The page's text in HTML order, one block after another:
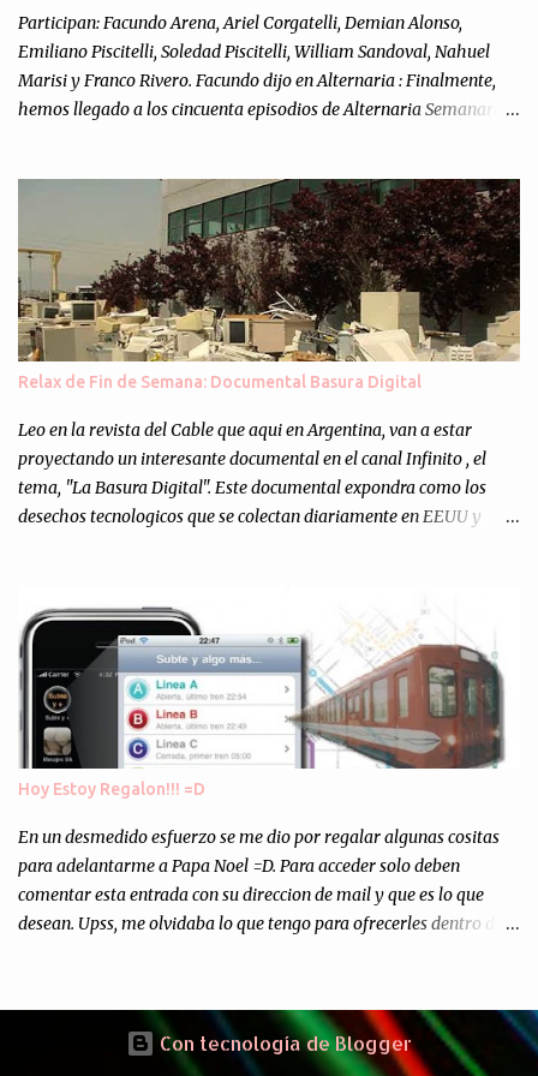
Participan: Facundo Arena, Ariel Corgatelli, Demian Alonso,
Emiliano Piscitelli, Soledad Piscitelli, William Sandoval, Nahuel
Marisi y Franco Rivero. Facundo dijo en Alternaria : Finalmente,
hemos llegado a los cincuenta episodios de Alternaria Semanario.
nuestra propia óptica: un punto de vista independiente e
informal.Para festejarlo, se nos ocurrió que estemos todos juntos; y
cuando digo "todos" me refiero a toda la gente que alguna vez
participó en el semanario como panelista, y a ustedes. Por eso se
nos ocurrió la idea de emitir video en vivo. La tarea no fué facil,
hubo que coordinar horarios, preparar el estudio, configurar
muchos programejos y hacer muchas pruebas. ¿El resultado?
Totalmente inesperado. Mas de 200 personas en vivo
escuchándonos y viendo como grabamos el semanario es, para mi
personalmente, un éxito y un logro sin precedentes. Sinceram...
Relax de Fin de Semana: Documental Basura Digital
Leo en la revista del Cable que aqui en Argentina, van a estar
proyectando un interesante documental en el canal Infinito , el
tema, "La Basura Digital". Este documental expondra como los
desechos tecnologicos que se colectan diariamente en EEUU y
Asi, todos los residuos sonincinerados produciendo lo que los
ambientalistas llaman "La Pesadilla de la Edad Cibernetica". La
transmision es el Domingo 2 de diciembre a las 21:00 hs. Me
parecio muy interesante, no creo que lo pueda ver por la hora, asi
que los comentarios los dejo en sus manos...
Hoy Estoy Regalon!!! =D
En un desmedido esfuerzo se me dio por regalar algunas cositas
para adelantarme a Papa Noel =D. Para acceder solo deben
comentar esta entrada con su direccion de mail y que es lo que
desean. Upss, me olvidaba lo que tengo para ofrecerles dentro de
del Sr. Angel Traversi de AMT Desarrollos * 7 Invitaciones para
Google Wave , si bien ya son muchas las que estan dando vueltas,
nunca estan de mas. (*) Sobre Subtes y Algo Mas : La forma más
Con tecnología de Blogger